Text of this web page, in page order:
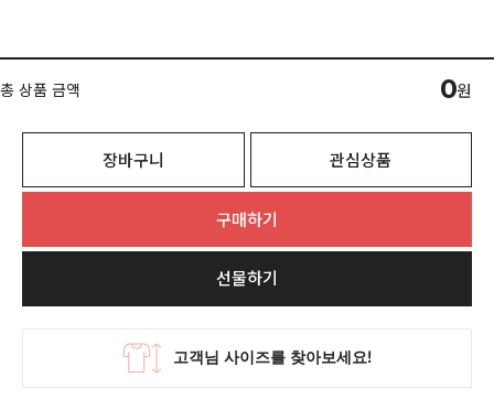
총 상품 금액 0원
장바구니 관심상품
구매하기
선물하기